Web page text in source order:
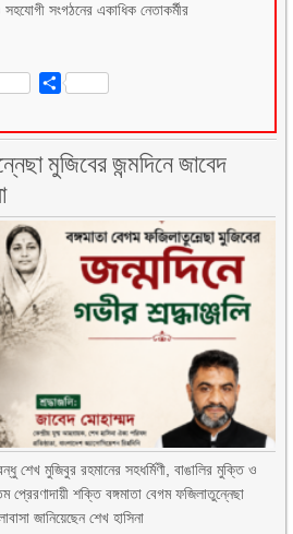
সংগঠনের একাধিক নেতাকর্মীর
Share
মুজিবের জন্মদিনে জাবেদ
শেখ মুজিবুর রহমানের সহধর্মিণী, বাঙালির মুক্তি ও
প্রেরণাদায়ী শক্তি বঙ্গমাতা বেগম ফজিলাতুন্নেছা
জানিয়েছেন শেখ হাসিনা